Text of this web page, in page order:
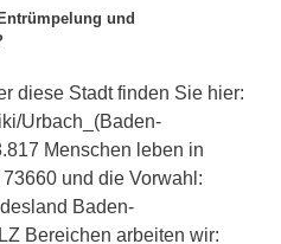
und
diese Stadt finden Sie hier:
Urbach_(Baden-
Menschen leben in
und die Vorwahl:
Baden-
Bereichen arbeiten wir: